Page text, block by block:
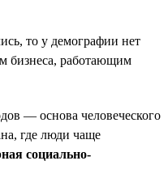
то у демографии нет
бизнеса, работающим
— основа человеческого
где люди чаще
социально-